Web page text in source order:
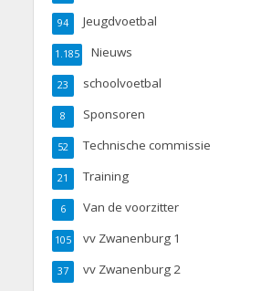
Jeugdvoetbal
94
Nieuws
1.185
schoolvoetbal
23
Sponsoren
8
Technische commissie
52
Training
21
Van de voorzitter
6
vv Zwanenburg 1
105
vv Zwanenburg 2
37